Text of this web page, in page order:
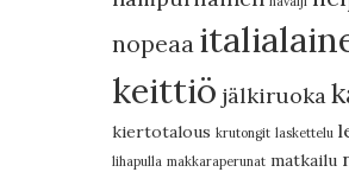
nopeaa
keittiö jälkiruoka
kiertotalous krutongit laskettelu
lihapulla makkaraperunat matkailu